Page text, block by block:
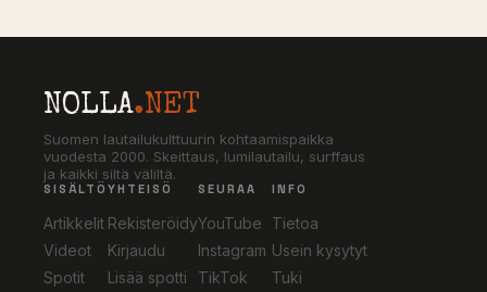
NOLLA.NET
Suomen lautailukulttuurin kohtaamispaikka
vuodesta 2000. Skeittaus, lumilautailu, surffaus
ja kaikki siltä väliltä.
SISÄLTÖ
Artikkelit
Videot
Spotit
YHTEISÖ
Rekisteröidy
Kirjaudu
Lisää spotti
SEURAA
YouTube
Instagram
TikTok
INFO
Tietoa
Usein kysytyt
Tuki